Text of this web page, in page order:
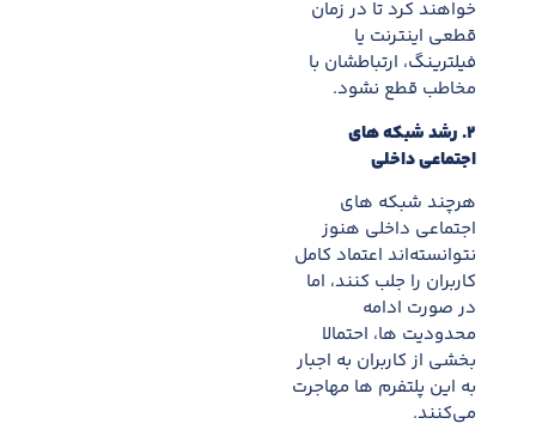
خواهند کرد تا در زمان
قطعی اینترنت یا
فیلترینگ، ارتباطشان با
مخاطب قطع نشود.
۲. رشد شبکه های
اجتماعی داخلی
هرچند شبکه های
اجتماعی داخلی هنوز
نتوانسته‌اند اعتماد کامل
کاربران را جلب کنند، اما
در صورت ادامه
محدودیت ها، احتمالا
بخشی از کاربران به اجبار
به این پلتفرم ها مهاجرت
می‌کنند.